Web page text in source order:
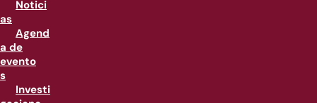
Notici
as
Agend
a de
evento
s
Investi